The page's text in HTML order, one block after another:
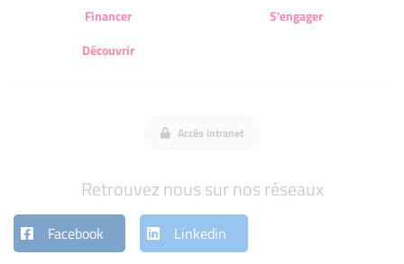
Financer
S'engager
Découvrir
Accès intranet
Retrouvez nous sur nos réseaux
Facebook Linkedin